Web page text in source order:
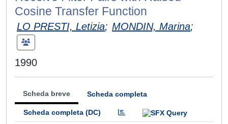
Cosine Transfer Function
LO PRESTI, Letizia; MONDIN, Marina;
1990
Scheda breve Scheda completa
Scheda completa (DC)